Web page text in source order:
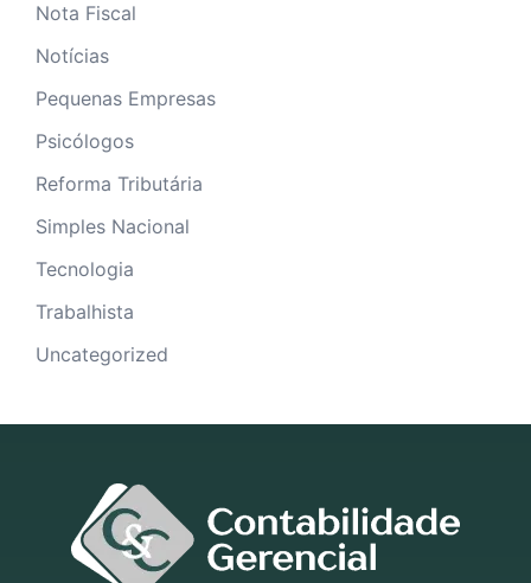
Nota Fiscal
Notícias
Pequenas Empresas
Psicólogos
Reforma Tributária
Simples Nacional
Tecnologia
Trabalhista
Uncategorized